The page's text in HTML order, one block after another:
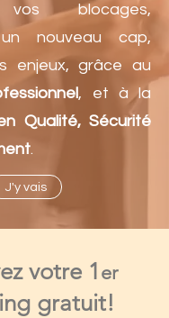
vos blocages,
nouveau cap,
enjeux, grâce au
, et à la
Qualité, Sécurité
.
J'y vais
votre 1er
gratuit!